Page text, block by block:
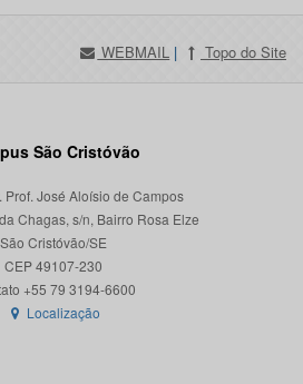
WEBMAIL | Topo do Site
São Cristóvão
Prof. José Aloísio de Campos
Chagas, s/n, Bairro Rosa Elze
São Cristóvão/SE
CEP 49107-230
Localização